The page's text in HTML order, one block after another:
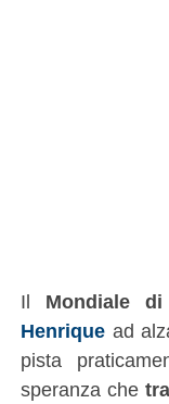
Il Mondiale
Henriquead
pista
speranza che